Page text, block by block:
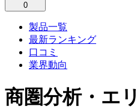
0
製品一覧
最新ランキング
口コミ
業界動向
商圏分析・エ